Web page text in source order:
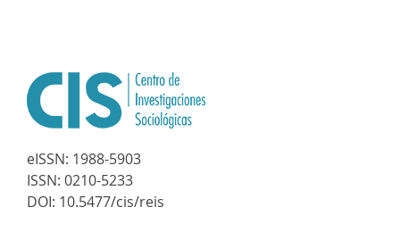
eISSN: 1988-5903
ISSN: 0210-5233
DOI: 10.5477/cis/reis